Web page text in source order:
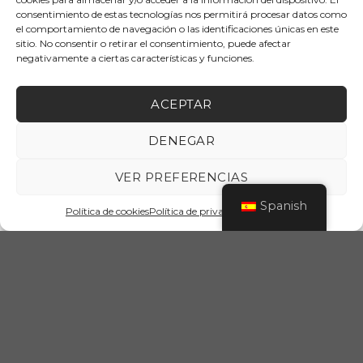
consentimiento de estas tecnologías nos permitirá procesar datos como
el comportamiento de navegación o las identificaciones únicas en este
sitio. No consentir o retirar el consentimiento, puede afectar
negativamente a ciertas características y funciones.
ACEPTAR
DENEGAR
VER PREFERENCIAS
Política de cookiesPolítica de privacidadAviso legal
Spanish